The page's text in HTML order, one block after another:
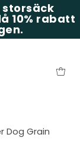
storsäck
10% rabatt
Dog Grain